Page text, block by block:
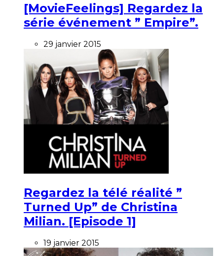
[MovieFeelings] Regardez la
série événement ” Empire”.
29 janvier 2015
Regardez la télé réalité ”
Turned Up” de Christina
Milian. [Episode 1]
19 janvier 2015